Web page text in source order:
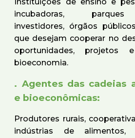
incubadoras, parques
investidores, órgãos
que desejam cooperar no
oportunidades, projetos
bioeconomia.
. Agentes das cadeias
e bioeconômicas:
Produtores rurais,
indústrias de alimentos,